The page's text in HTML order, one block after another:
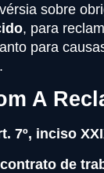
sobre
, para
para
A
7º, inciso
de